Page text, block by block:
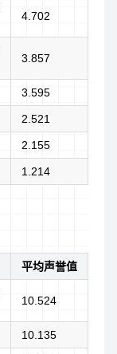
4.702
3.857
3.595
2.521
2.155
1.214
平均声誉值
10.524
10.135